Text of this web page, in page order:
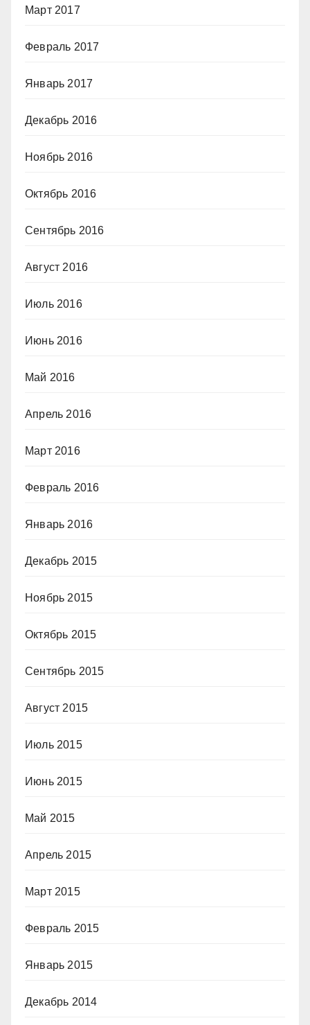
Март 2017
Февраль 2017
Январь 2017
Декабрь 2016
Ноябрь 2016
Октябрь 2016
Сентябрь 2016
Август 2016
Июль 2016
Июнь 2016
Май 2016
Апрель 2016
Март 2016
Февраль 2016
Январь 2016
Декабрь 2015
Ноябрь 2015
Октябрь 2015
Сентябрь 2015
Август 2015
Июль 2015
Июнь 2015
Май 2015
Апрель 2015
Март 2015
Февраль 2015
Январь 2015
Декабрь 2014